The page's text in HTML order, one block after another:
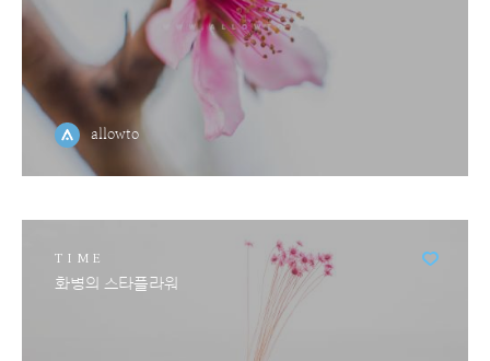
allowto
TIME
화병의 스타플라워